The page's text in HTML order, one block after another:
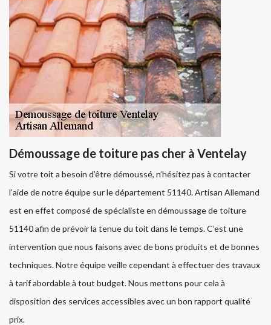
Démoussage de toiture pas cher à Ventelay
Si votre toit a besoin d’être démoussé, n’hésitez pas à contacter
l’aide de notre équipe sur le département 51140. Artisan Allemand
est en effet composé de spécialiste en démoussage de toiture
51140 afin de prévoir la tenue du toit dans le temps. C’est une
intervention que nous faisons avec de bons produits et de bonnes
techniques. Notre équipe veille cependant à effectuer des travaux
à tarif abordable à tout budget. Nous mettons pour cela à
disposition des services accessibles avec un bon rapport qualité
prix.